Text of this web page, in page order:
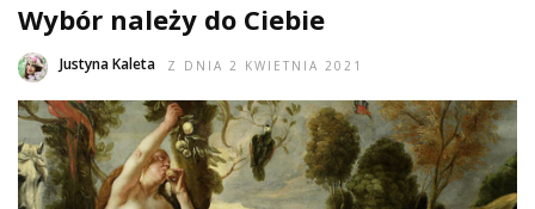
Wybór należy do Ciebie
Justyna Kaleta Z DNIA 2 KWIETNIA 2021